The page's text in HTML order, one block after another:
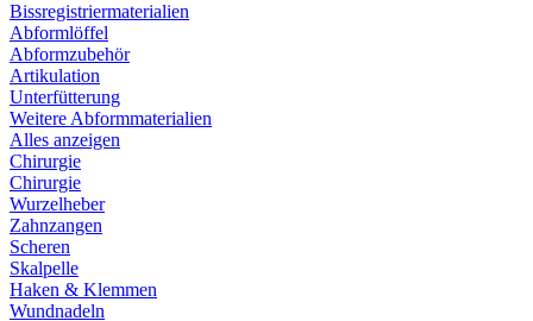
Bissregistriermaterialien
Abformlöffel
Abformzubehör
Artikulation
Unterfütterung
Weitere Abformmaterialien
Alles anzeigen
Chirurgie
Chirurgie
Wurzelheber
Zahnzangen
Scheren
Skalpelle
Haken & Klemmen
Wundnadeln